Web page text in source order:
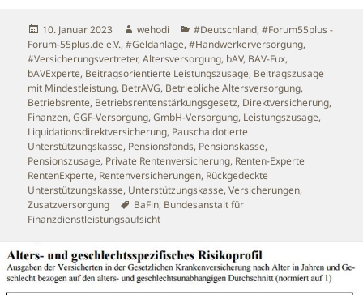
Veröffentlicht
am
10. Januar 2023 Autor
wehodi Kategorien
#Deutschland,#Forum55plus -
Forum-55plus.de e.V.,#Geldanlage,#Handwerkerversorgung,
#Versicherungsvertreter,Altersversorgung, bAV, BAV-Fux,
bAVExperte, Beitragsorientierte Leistungszusage, Beitragszusage
mit Mindestleistung, BetrAVG, Betriebliche Altersversorgung,
Betriebsrente, Betriebsrentenstärkungsgesetz, Direktversicherung,
Finanzen,GGF-Versorgung,GmbH-Versorgung, Leistungszusage,
Liquidationsdirektversicherung, Pauschaldotierte
Unterstützungskasse, Pensionsfonds, Pensionskasse,
Pensionszusage, Private Rentenversicherung, Renten-Experte
RentenExperte, Rentenversicherungen, Rückgedeckte
Unterstützungskasse, Unterstützungskasse,Versicherungen,
Zusatzversorgung
Schlagwörter
BaFin, Bundesanstalt für
Finanzdienstleistungsaufsicht